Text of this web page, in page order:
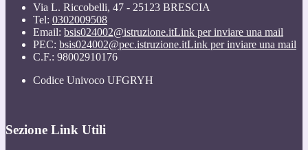
Via L. Riccobelli, 47 - 25123 BRESCIA
Tel: 0302009508
Email: bsis024002@istruzione.itLink per inviare una mail
PEC: bsis024002@pec.istruzione.itLink per inviare una mail
C.F.: 98002910176
Codice Univoco UFGRYH
Sezione Link Utili